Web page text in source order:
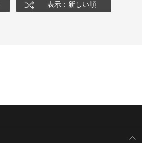
表示：新しい順